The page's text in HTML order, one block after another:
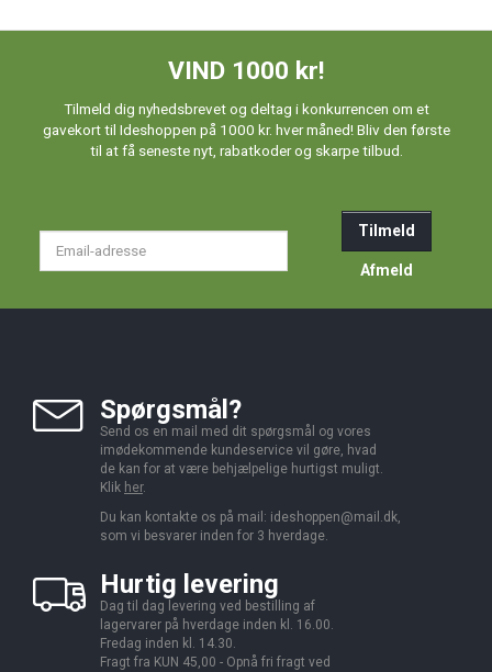
VIND 1000 kr!
Tilmeld dig nyhedsbrevet og deltag i konkurrencen om et
gavekort til Ideshoppen på 1000 kr. hver måned! Bliv den første
til at få seneste nyt, rabatkoder og skarpe tilbud.
Tilmeld
Afmeld
Spørgsmål?
Send os en mail med dit spørgsmål og vores
imødekommende kundeservice vil gøre, hvad
de kan for at være behjælpelige hurtigst muligt.
Klik her.
Du kan kontakte os på mail: ideshoppen@mail.dk,
som vi besvarer inden for 3 hverdage.
Hurtig levering
Dag til dag levering ved bestilling af
lagervarer på hverdage inden kl. 16.00.
Fredag inden kl. 14.30.
Fragt fra KUN 45,00 - Opnå fri fragt ved